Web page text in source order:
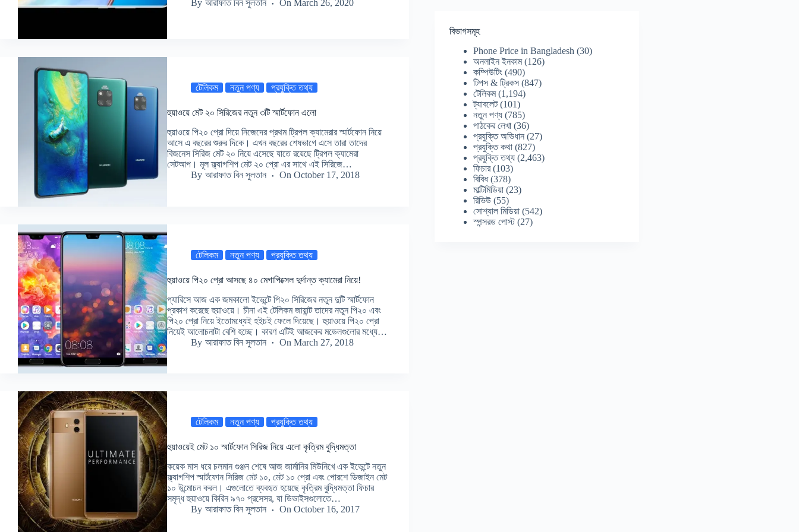
By আরাফাত বিন সুলতান On March 26, 2020
টেলিকম নতুন পণ্য প্রযুক্তি তথ্য
হুয়াওয়ে মেট ২০ সিরিজের নতুন ৩টি স্মার্টফোন এলো
হুয়াওয়ে পি২০ প্রো দিয়ে নিজেদের প্রথম ট্রিপল ক্যামেরার স্মার্টফোন নিয়ে
আসে এ বছরের শুরুর দিকে। এখন বছরের শেষভাগে এসে তারা তাদের
বিজনেস সিরিজ মেট ২০ নিয়ে এসেছে যাতে রয়েছে ট্রিপল ক্যামেরা
সেটআপ। মূল ফ্ল্যাগশিপ মেট ২০ প্রো এর সাথে এই সিরিজে…
By আরাফাত বিন সুলতান On October 17, 2018
টেলিকম নতুন পণ্য প্রযুক্তি তথ্য
হুয়াওয়ে পি২০ প্রো আসছে ৪০ মেগাপিক্সেল দুর্দান্ত ক্যামেরা নিয়ে!
প্যারিসে আজ এক জমকালো ইভেন্টে পি২০ সিরিজের নতুন দুটি স্মার্টফোন
প্রকাশ করেছে হুয়াওয়ে। চীনা এই টেলিকম জায়ান্ট তাদের নতুন পি২০ এবং
পি২০ প্রো নিয়ে ইতোমধ্যেই হইচই ফেলে দিয়েছে। হুয়াওয়ে পি২০ প্রো
নিয়েই আলোচনাটা বেশি হচ্ছে। কারণ এটিই আজকের মডেলগুলোর মধ্যে…
By আরাফাত বিন সুলতান On March 27, 2018
টেলিকম নতুন পণ্য প্রযুক্তি তথ্য
হুয়াওয়েই মেট ১০ স্মার্টফোন সিরিজ নিয়ে এলো কৃত্রিম বুদ্ধিমত্তা
কয়েক মাস ধরে চলমান গুঞ্জন শেষে আজ জার্মানির মিউনিখে এক ইভেন্টে নতুন
ফ্ল্যাগশিপ স্মার্টফোন সিরিজ মেট ১০, মেট ১০ প্রো এবং পোরশে ডিজাইন মেট
১০ উন্মোচন করল। এগুলোতে ব্যবহৃত হয়েছে কৃত্রিম বুদ্ধিমত্তা ফিচার
সমৃদ্ধ হুয়াওয়ে কিরিন ৯৭০ প্রসেসর, যা ডিভাইসগুলোতে…
By আরাফাত বিন সুলতান On October 16, 2017
বিভাগসমূহ
Phone Price in Bangladesh (30)
অনলাইন ইনকাম(126)
কম্পিউটিং (490)
টিপস & ট্রিকস (847)
টেলিকম(1,194)
ট্যাবলেট(101)
নতুন পণ্য (785)
পাঠকের লেখা (36)
প্রযুক্তি অভিধান (27)
প্রযুক্তি কথা (827)
প্রযুক্তি তথ্য (2,463)
ফিচার(103)
বিবিধ(378)
মাল্টিমিডিয়া (23)
রিভিউ (55)
সোশ্যাল মিডিয়া (542)
স্পন্সরড পোস্ট(27)